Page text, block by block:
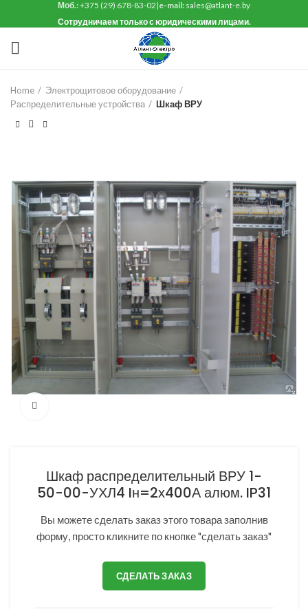
Моб.:+375 (29) 678-83-02 |e-mail: sales@atlant-e.by
Сотрудничаем только с юридическими лицами.
Home
Электрощитовое оборудование
Распределительные устройства
Шкаф ВРУ
Шкаф распределительный ВРУ 1-
50-00-УХЛ4 Iн=2х400А алюм. IP31
Вы можете сделать заказ этого товара заполнив
форму, просто кликните по кнопке "сделать заказ"
СДЕЛАТЬ ЗАКАЗ